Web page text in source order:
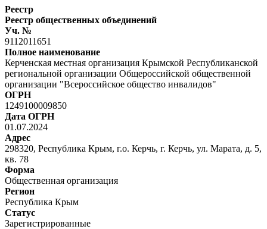
Реестр
Реестр общественных объединений
Уч. №
9112011651
Полное наименование
Керченская местная организация Крымской Республиканской
региональной организации Общероссийской общественной
организации "Всероссийское общество инвалидов"
ОГРН
1249100009850
Дата ОГРН
01.07.2024
Адрес
298320, Республика Крым, г.о. Керчь, г. Керчь, ул. Марата, д. 5,
кв. 78
Форма
Общественная организация
Регион
Республика Крым
Статус
Зарегистрированные